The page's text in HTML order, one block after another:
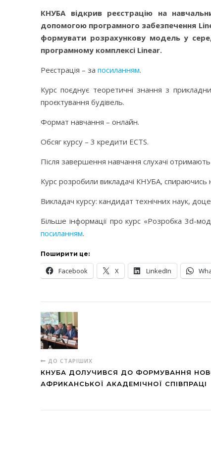
КНУБА відкрив реєстрацію на
допомогою програмного забезпечення
формувати розрахункову модель у
програмному комплексі Linear.
Реєстрація – за посиланням.
Курс поєднує теоретичні знання з
проєктування будівель.
Формат навчання – онлайн.
Обсяг курсу – 3 кредити ECTS.
Після завершення навчання слухачі отримають
Курс розробили викладачі КНУБА, спираючись
Викладач курсу: кандидат технічних наук,
Більше інформації про курс «Розробка 3d-
посиланням.
Поширити це:
Facebook X LinkedIn
ДО СТАРІШИХ
КНУБА ДОЛУЧИВСЯ ДО ФОРМУВАННЯ
АФРИКАНСЬКОЇ АКАДЕМІЧНОЇ СПІВПРАЦІ